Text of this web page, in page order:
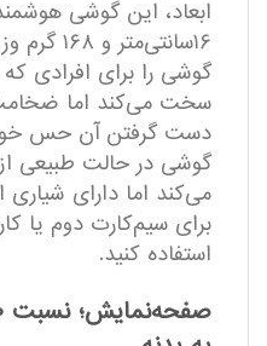
ابعاد، این گوشی
گوشی را برای افرادی
سخت می‌کند اما
دست گرفتن آن حس
گوشی در حالت طبیعی
می‌کند اما دارای
برای سیم‌کارت دوم یا
استفاده کنید.